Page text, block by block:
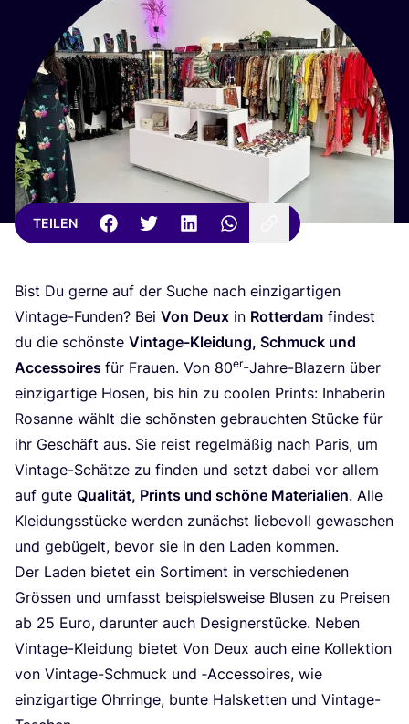
TEILEN
Bist Du ger­ne auf der Suche nach ein­zig­ar­ti­gen
Vin­ta­ge-Fun­den? Bei Von Deux in Rot­ter­dam fin­dest
du die schöns­te Vin­ta­ge-Klei­dung, Schmuck und
Acces­soires für Frau­en. Von 80er-Jah­re-Bla­zern über
ein­zig­ar­ti­ge Hosen, bis hin zu coo­len Prints: Inha­be­rin
Rosan­ne wählt die schöns­ten gebrauch­ten Stü­cke für
ihr Geschäft aus. Sie reist regel­mä­ßig nach Paris, um
Vin­ta­ge-Schät­ze zu fin­den und setzt dabei vor allem
auf gute Qua­li­tät, Prints und schö­ne Mate­ria­li­en. Alle
Klei­dungs­stü­cke wer­den zunächst lie­be­voll gewa­schen
und gebü­gelt, bevor sie in den Laden kommen.
Der Laden bie­tet ein Sor­ti­ment in ver­schie­de­nen
Grös­sen und umfasst bei­spiels­wei­se Blu­sen zu Prei­sen
ab 25 Euro, dar­un­ter auch Desi­gner­stü­cke. Neben
Vin­ta­ge-Klei­dung bie­tet Von Deux auch eine Kol­lek­ti­on
von Vin­ta­ge-Schmuck und ‑Acces­soires, wie
ein­zig­ar­ti­ge Ohr­rin­ge, bun­te Hals­ket­ten und Vintage-